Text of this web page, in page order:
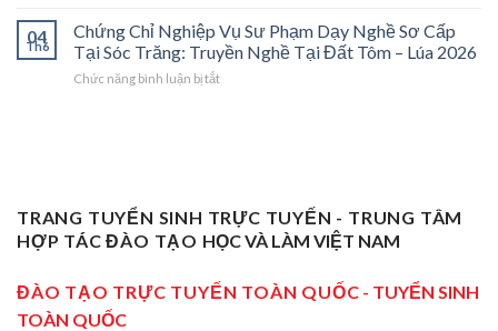
Nghề”
Ở
Trung
Tâm
Bệ
Phóng
Cho
Thợ
Nghề
Dạy
Nghề
Sơ
Cấp
Cửa
Ngõ
Miền
2026
Chỉ
Nghiệp
Vụ
Sư
Tây
Ninh:
Truyền
Tại
04
Th6
Chứng Chỉ Nghiệp Vụ Sư Phạm Dạy Nghề Sơ Cấp
Tại Sóc Trăng: Truyền Nghề Tại Đất Tôm – Lúa 2026
Chức năng bình luận bị tắtở
Dạy
Nghề
Sơ
Tại
Sóc
TRANG TUYỂN SINH TRỰC TUYẾN - TRUNG TÂM
HỢP TÁC ĐÀO TẠO HỌC VÀ LÀM VIỆT NAM
ĐÀO TẠO TRỰC TUYẾN TOÀN QUỐC - TUYỂN SINH
TOÀN QUỐC